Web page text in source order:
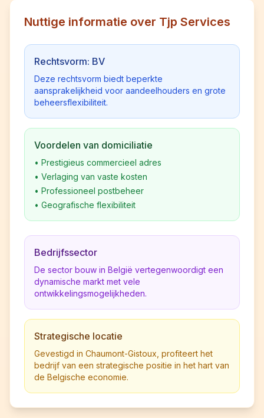
Nuttige informatie over Tjp Services
Rechtsvorm: BV
Deze rechtsvorm biedt beperkte
aansprakelijkheid voor aandeelhouders en grote
beheersflexibiliteit.
Voordelen van domiciliatie
• Prestigieus commercieel adres
• Verlaging van vaste kosten
• Professioneel postbeheer
• Geografische flexibiliteit
Bedrijfssector
De sector bouw in België vertegenwoordigt een
dynamische markt met vele
ontwikkelingsmogelijkheden.
Strategische locatie
Gevestigd in Chaumont-Gistoux, profiteert het
bedrijf van een strategische positie in het hart van
de Belgische economie.